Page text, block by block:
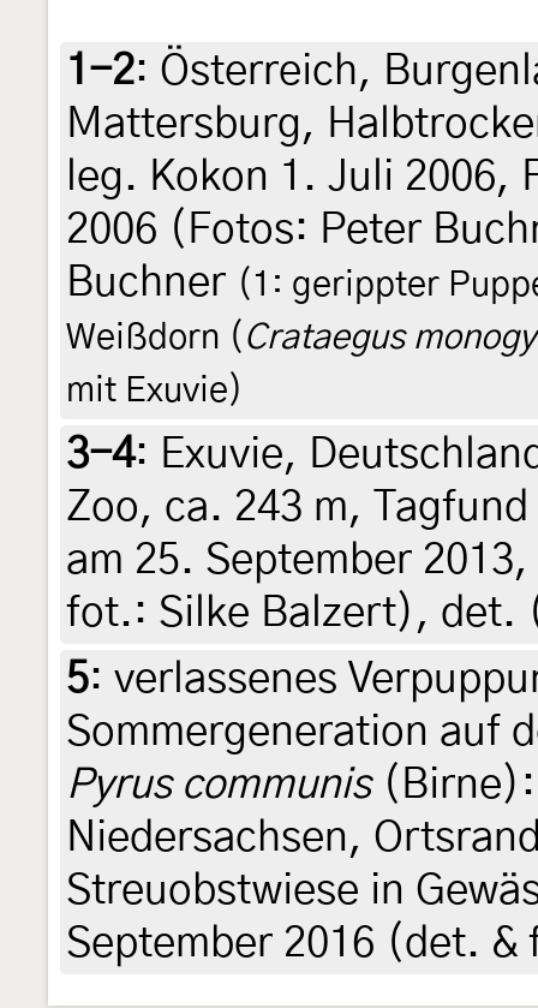
1-2: Österreich,
Mattersburg,
leg. Kokon 1. Juli
2006 (Fotos: Peter
Buchner (1: gerippter
Weißdorn ( Crataegus
mit Exuvie)
3-4: Exuvie,
Zoo, ca. 243 m,
am 25. September
fot.: Silke Balzert), det.
5: verlassenes
Sommergeneration auf
Pyrus communis(Birne):
Niedersachsen,
Streuobstwiese in
September 2016 (det.